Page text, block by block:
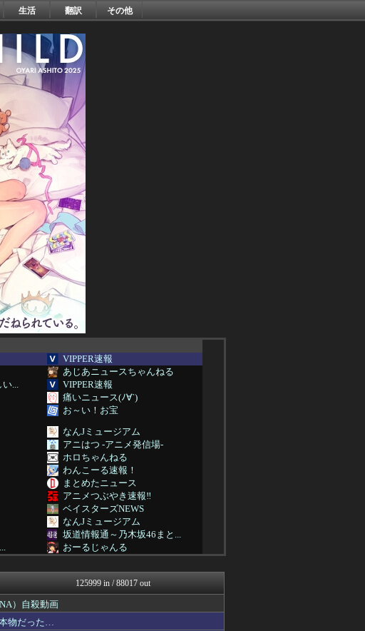
生活 翻訳 その他
VIPPER速報
あじあニュースちゃんねる
...
VIPPER速報
痛いニュース(ﾉ∀`)
お～い！お宝
なんJミュージアム
アニはつ -アニメ発信場-
ホロちゃんねる
わんこーる速報！
まとめたニュース
アニメつぶやき速報‼︎
ベイスターズNEWS
なんJミュージアム
坂道情報通～乃木坂46まと...
おーるじゃんる
サイ速
軍事・ミリタリー速報☆彡
...
アニゲー速報
125999 in / 88017 out
）自殺動画
物だった…